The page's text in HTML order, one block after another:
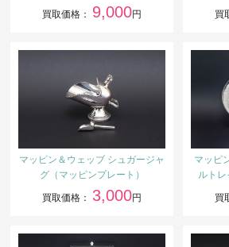
買取価格： 9,000円 買
マッピン＆ウェッブ シュガージャ
グ（マッピンプレート）
買取価格： 3,000円
マッピ
ルトレ
買